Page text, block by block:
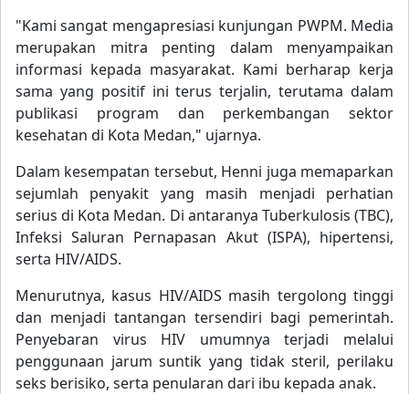
"Kami sangat mengapresiasi kunjungan PWPM. Media
merupakan mitra penting dalam menyampaikan
informasi kepada masyarakat. Kami berharap kerja
sama yang positif ini terus terjalin, terutama dalam
publikasi program dan perkembangan sektor
kesehatan di Kota Medan," ujarnya.
Dalam kesempatan tersebut, Henni juga memaparkan
sejumlah penyakit yang masih menjadi perhatian
serius di Kota Medan. Di antaranya Tuberkulosis (TBC),
Infeksi Saluran Pernapasan Akut (ISPA), hipertensi,
serta HIV/AIDS.
Menurutnya, kasus HIV/AIDS masih tergolong tinggi
dan menjadi tantangan tersendiri bagi pemerintah.
Penyebaran virus HIV umumnya terjadi melalui
penggunaan jarum suntik yang tidak steril, perilaku
seks berisiko, serta penularan dari ibu kepada anak.